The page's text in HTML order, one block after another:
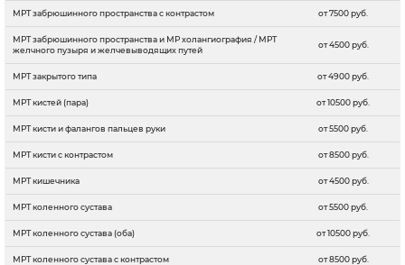
МРТ забрюшинного пространства с контрастом от 7500 руб.
МРТ забрюшинного пространства и МР холангиография / МРТ
желчного пузыря и желчевыводящих путей
от 4500 руб.
МРТ закрытого типа от 4900 руб.
МРТ кистей (пара) от 10500 руб.
МРТ кисти и фалангов пальцев руки от 5500 руб.
МРТ кисти с контрастом от 8500 руб.
МРТ кишечника от 4500 руб.
МРТ коленного сустава от 5500 руб.
МРТ коленного сустава (оба) от 10500 руб.
МРТ коленного сустава с контрастом от 8500 руб.